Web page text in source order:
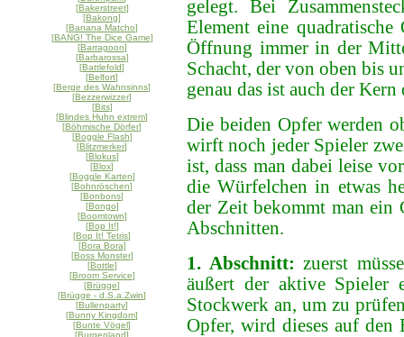
[Bakerstreet]
[Bakong]
[Banana Matcho]
[BANG! The Dice Game]
[Barragoon]
[Barbarossa]
[Battlefold]
[Belfort]
[Berge des Wahnsinns]
[Bezzerwizzer]
[Bits]
[Blindes Huhn extrem]
[Böhmische Dörfer]
[Boggle Flash]
[Blitzmerker]
[Blokus]
[Blox]
[Boggle Karten]
[Bohnröschen]
[Bonbons]
[Bongo]
[Boomtown]
[Bop It!]
[Bop It! Tetris]
[Bora Bora]
[Boss Monster]
[Bottle]
[Broom Service]
[Brügge]
[Brügge - d.S.a.Zwin]
[Bullenparty]
[Bunny Kingdom]
[Bunte Vögel]
[Burgenland]
gelegt. Bei
Element eine
Öffnung immer in der
Schacht, der von oben bis
genau das ist auch der Kern
Die beiden Opfer werden
wirft noch jeder Spieler
ist, dass man dabei leise
die Würfelchen in etwas
der Zeit bekommt man ein
Abschnitten.
1. Abschnitt: zuerst
äußert der aktive Spieler
Stockwerk an, um zu
Opfer, wird dieses auf den